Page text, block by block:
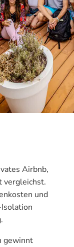
Airbnb,
vergleichst.
und
gewinnt